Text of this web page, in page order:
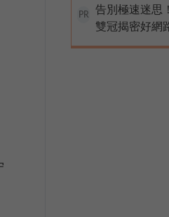
PR
告別極速迷思
雙冠揭密好網